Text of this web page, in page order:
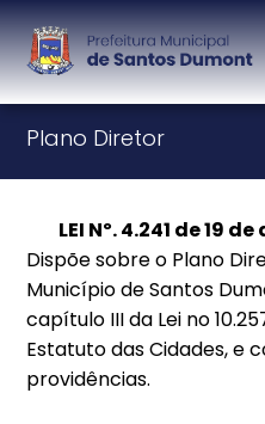
Plano Diretor
LEI Nº. 4.241 de 19
Dispõe sobre o Plano
Município de Santos
capítulo III da Lei no
Estatuto das Cidades, e
providências.